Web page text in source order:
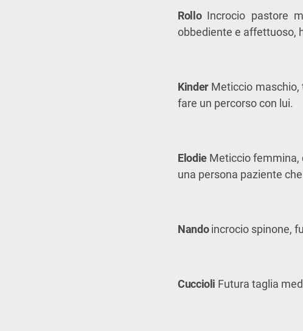
RolloIncrocio pastore
obbediente e affettuoso,
Kinder Meticcio
fare un percorso con lui.
ElodieMeticcio femmina,
una persona paziente
Nandoincrocio spinone,
Cuccioli Futura taglia